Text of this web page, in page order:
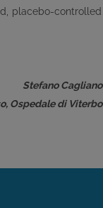
placebo-controlled
Stefano Cagliano
Ospedale di Viterbo